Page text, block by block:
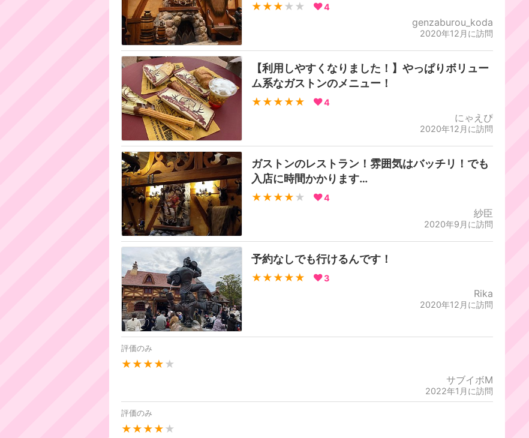
★★★ ★★ 4
genzaburou_koda
2020年12月に訪問
【利用しやすくなりました！】やっぱりボリュー
ム系なガストンのメニュー！
★★★★★ 4
にゃえぴ
2020年12月に訪問
ガストンのレストラン！雰囲気はバッチリ！でも
入店に時間かかります…
★★★★ ★ 4
紗臣
2020年9月に訪問
予約なしでも行けるんです！
★★★★★ 3
Rika
2020年12月に訪問
評価のみ
★★★★ ★
サブイボM
2022年1月に訪問
評価のみ
★★★★ ★